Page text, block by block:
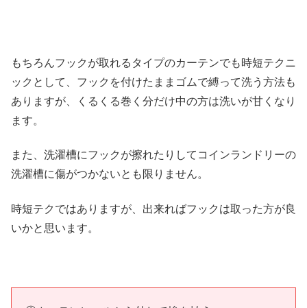
もちろんフックが取れるタイプのカーテンでも時短テクニ
ックとして、フックを付けたままゴムで縛って洗う方法も
ありますが、くるくる巻く分だけ中の方は洗いが甘くなり
ます。
また、洗濯槽にフックが擦れたりしてコインランドリーの
洗濯槽に傷がつかないとも限りません。
時短テクではありますが、出来ればフックは取った方が良
いかと思います。